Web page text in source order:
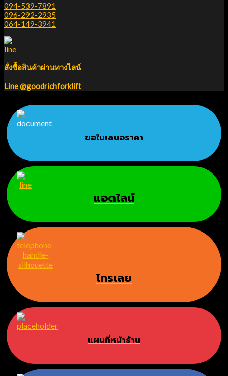
094-539-7891
096-292-2935
064-149-3941
สั่งซื้อสินค้าผ่านทางไลน์
Line @goodrichforklift
ขอใบเสนอราคา
แอดไลน์
โทรเลย
แผนที่หน้าร้าน